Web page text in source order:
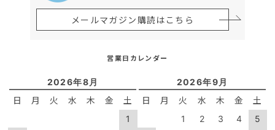
メールマガジン購読はこちら
営業日カレンダー
2026年8月
日 月 火 水 木 金 土
1
2026年9月
日 月 火 水 木 金 土
1 2 3 4
5